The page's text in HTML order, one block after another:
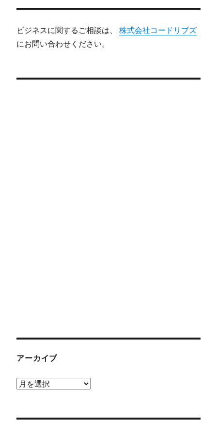
ビジネスに関するご相談は、株式会社コードリブズ
にお問い合わせください。
アーカイブ
ア